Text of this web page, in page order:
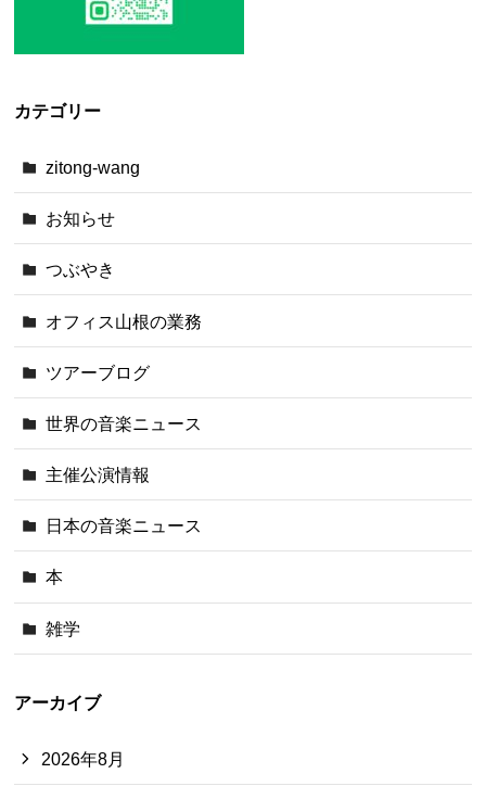
カテゴリー
zitong-wang
お知らせ
つぶやき
オフィス山根の業務
ツアーブログ
世界の音楽ニュース
主催公演情報
日本の音楽ニュース
本
雑学
アーカイブ
2026年8月